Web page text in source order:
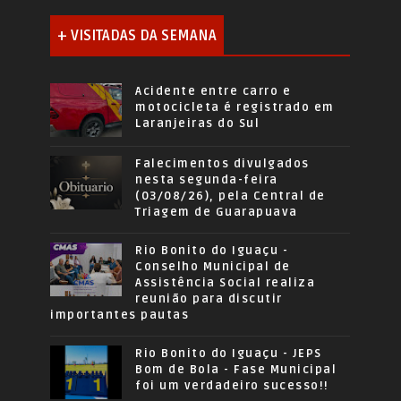
+ VISITADAS DA SEMANA
Acidente entre carro e
motocicleta é registrado em
Laranjeiras do Sul
Falecimentos divulgados
nesta segunda-feira
(03/08/26), pela Central de
Triagem de Guarapuava
Rio Bonito do Iguaçu -
Conselho Municipal de
Assistência Social realiza
reunião para discutir
importantes pautas
Rio Bonito do Iguaçu - JEPS
Bom de Bola - Fase Municipal
foi um verdadeiro sucesso!!